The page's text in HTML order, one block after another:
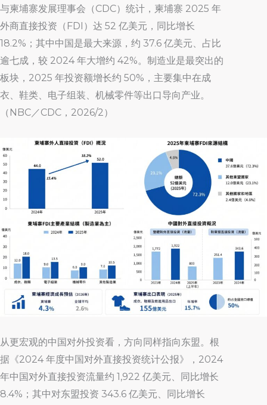
与柬埔寨发展理事会（CDC）统计，柬埔寨 2025 年
外商直接投资（FDI）达 52 亿美元，同比增长
18.2%；其中中国是最大来源，约 37.6 亿美元、占比
逾七成，较 2024 年大增约 42%。制造业是最突出的
板块，2025 年投资额增长约 50%，主要集中在成
衣、鞋类、电子组装、机械零件等出口导向产业。
（NBC／CDC，2026/2）
从更宏观的中国对外投资看，方向同样指向东盟。根
据《2024 年度中国对外直接投资统计公报》，2024
年中国对外直接投资流量约 1,922 亿美元、同比增长
8.4%；其中对东盟投资 343.6 亿美元、同比增长